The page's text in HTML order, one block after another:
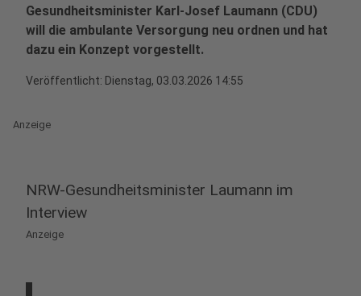
Gesundheitsminister Karl-Josef Laumann (CDU)
will die ambulante Versorgung neu ordnen und hat
dazu ein Konzept vorgestellt.
Veröffentlicht: Dienstag, 03.03.2026 14:55
Anzeige
NRW-Gesundheitsminister Laumann im
Interview
Anzeige